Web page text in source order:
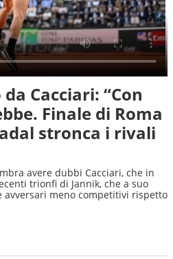
Cacciari: “Con
Finale di Roma
stronca i rivali
avere dubbi Cacciari, che in
trionfi di Jannik, che a suo
meno competitivi rispetto